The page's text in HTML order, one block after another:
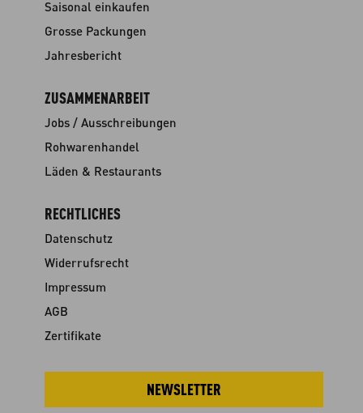
Saisonal einkaufen
Grosse Packungen
Jahresbericht
ZUSAMMENARBEIT
Jobs / Ausschreibungen
Rohwarenhandel
Läden & Restaurants
RECHTLICHES
Datenschutz
Widerrufsrecht
Impressum
AGB
Zertifikate
NEWSLETTER